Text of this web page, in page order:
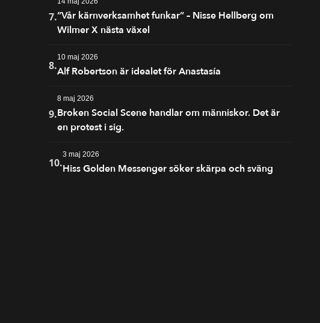
7.”Vår kärnverksamhet funkar” – Nisse Hellberg om
Wilmer X nästa växel
8.
10 maj 2026
Alf Robertson är idealet för Anastasía
9.
8 maj 2026
Broken Social Scene handlar om människor. Det är
en protest i sig.
10.
3 maj 2026
Hiss Golden Messenger söker skärpa och sväng